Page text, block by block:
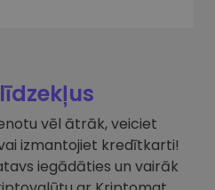
līdzekļus
vēl ātrāk, veiciet
izmantojiet kredītkarti!
iegādāties un vairāk